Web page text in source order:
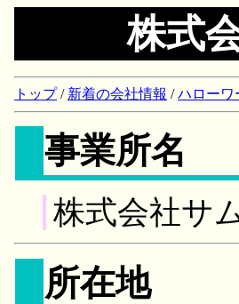
株式
トップ/ 新着の会社情報 /ハローワ
事業所名
株式会社サ
所在地